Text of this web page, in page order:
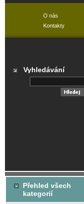
Přehled všech
kategorií
O nás
Kontakty
Vyhledávání